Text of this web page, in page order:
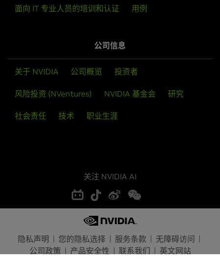
面向 IT 专业人员的培训和认证 用例
公司信息
关于 NVIDIA 公司概览 投资者
风险投资 (NVentures) NVIDIA 基金会 研究
社会责任 技术 职业生涯
关注 NVIDIA AI
隐私声明 您的隐私选择 服务条款
无障碍访问
公司政策
产品安全性 联系我们 英文网站